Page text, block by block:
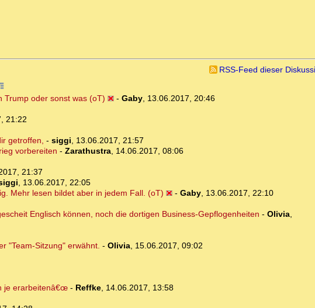
RSS-Feed dieser
Trump oder sonst was (oT)
- Gaby, 13.06.2017, 20:46
21:22
getroffen, - siggi, 13.06.2017, 21:57
vorbereiten - Zarathustra, 14.06.2017, 08:06
21:37
, 13.06.2017, 22:05
Mehr lesen bildet aber in jedem Fall. (oT)
- Gaby, 13.06.2017, 22:10
Englisch können, noch die dortigen Business-Gepflogenheiten - Olivia,
"Team-Sitzung" erwähnt. - Olivia, 15.06.2017, 09:02
je erarbeitenâ€œ- Reffke, 14.06.2017, 13:58